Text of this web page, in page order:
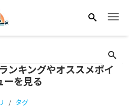
ンキングやオススメポイ
ーを見る
タグ